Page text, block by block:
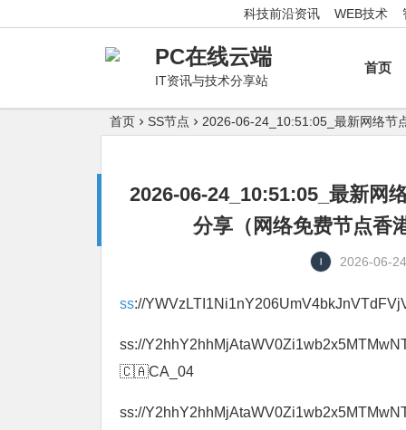
科技前沿资讯 WEB技术
PC在线云端
IT资讯与技术分享站
首页
首页 SS节点 2026-06-24_10:51:05_最新网络
2026-06-24_10:51:05_最新
分享（网络免费节点香
2026-06-
ss://
ss://
🇨🇦CA_04
ss://